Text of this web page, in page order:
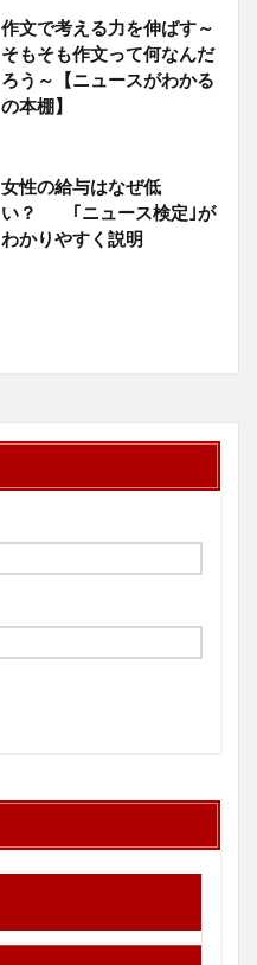
作文で考える力を伸ばす～
そもそも作文って何なんだ
ろう～【ニュースがわかる
の本棚】
女性の給与はなぜ低
い？ ｢ニュース検定｣が
わかりやすく説明